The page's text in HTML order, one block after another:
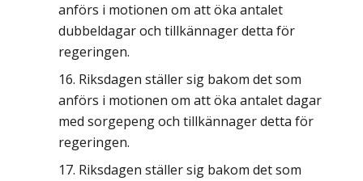
anförs i motionen om att öka antalet
dubbeldagar och tillkännager detta för
regeringen.
Riksdagen ställer sig bakom det som
anförs i motionen om att öka antalet dagar
med sorgepeng och tillkännager detta för
regeringen.
Riksdagen ställer sig bakom det som